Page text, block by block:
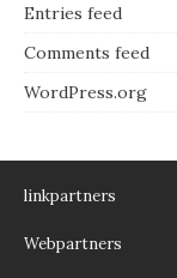
Entries feed
Comments feed
WordPress.org
linkpartners
Webpartners